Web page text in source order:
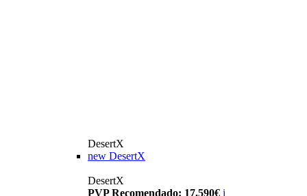
DesertX
new DesertX
DesertX
PVP Recomendado: 17.590€ i